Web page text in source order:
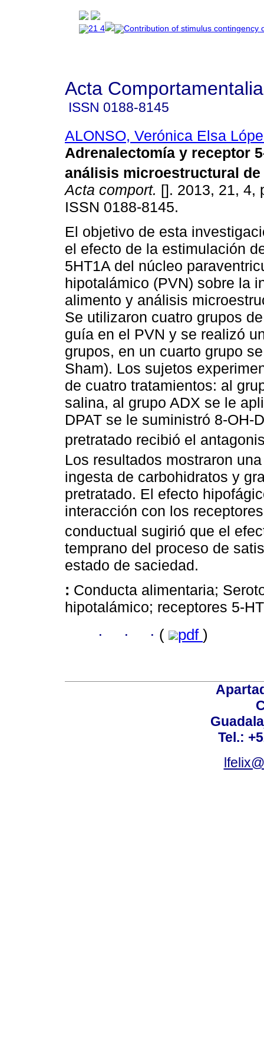
Acta Comportamentalia
ISSN 0188-8145
ALONSO, Verónica Elsa
Adrenalectomía y receptor
análisis microestructural
Acta comport. []. 2013, 21, 4,
ISSN 0188-8145.
El objetivo de esta
el efecto de la estimulación
5HT1A del núcleo
hipotalámico (PVN) sobre la
alimento y análisis
Se utilizaron cuatro grupos
guía en el PVN y se realizó
grupos, en un cuarto grupo
Sham). Los sujetos
de cuatro tratamientos: al
salina, al grupo ADX se le
DPAT se le suministró 8-OH-
pretratado recibió el
Los resultados mostraron
ingesta de carbohidratos y
pretratado. El efecto
interacción con los
conductual sugirió que el
temprano del proceso de
estado de saciedad.
: Conducta alimentaria;
hipotalámico; receptores 5-HT
· · · ( pdf )
Tel.: